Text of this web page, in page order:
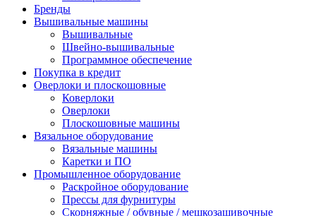
Бренды
Вышивальные машины
Вышивальные
Швейно-вышивальные
Программное обеспечение
Покупка в кредит
Оверлоки и плоскошовные
Коверлоки
Оверлоки
Плоскошовные машины
Вязальное оборудование
Вязальные машины
Каретки и ПО
Промышленное оборудование
Раскройное оборудование
Прессы для фурнитуры
Скорняжные / обувные / мешкозашивочные